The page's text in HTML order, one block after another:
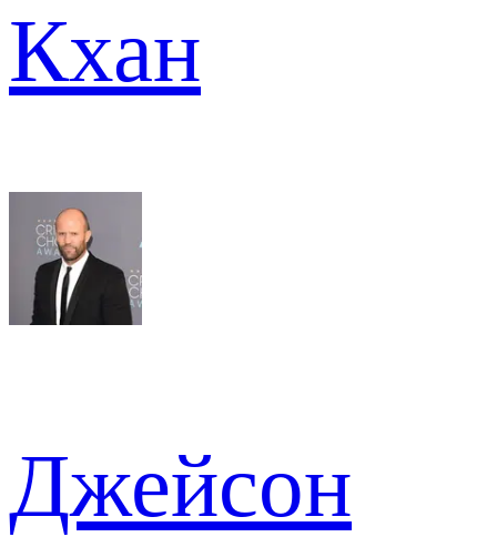
Кхан
Джейсон